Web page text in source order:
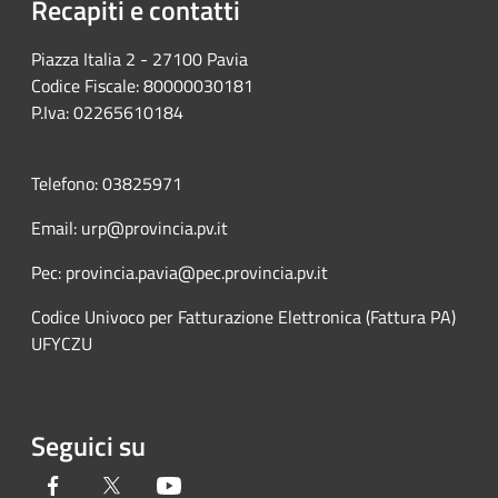
Recapiti e contatti
Piazza Italia 2 - 27100 Pavia
Codice Fiscale: 80000030181
P.Iva: 02265610184
Telefono: 03825971
Email: urp@provincia.pv.it
Pec: provincia.pavia@pec.provincia.pv.it
Codice Univoco per Fatturazione Elettronica (Fattura PA)
UFYCZU
Seguici su
Facebook Twitter